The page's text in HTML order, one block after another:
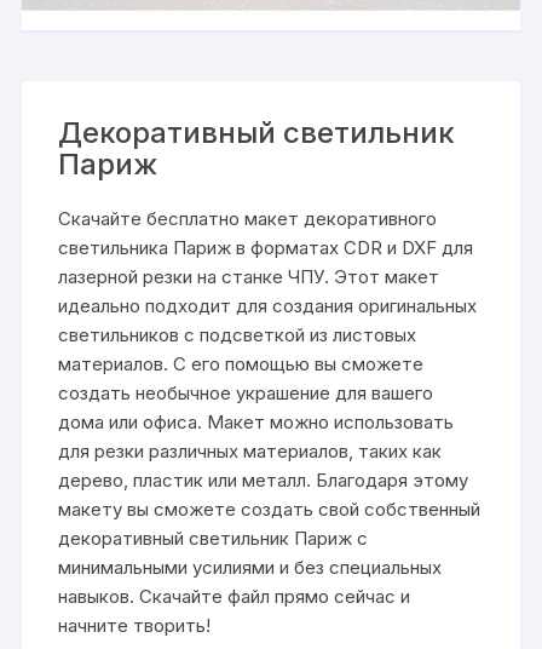
Декоративный светильник
Париж
Скачайте бесплатно макет декоративного
светильника Париж в форматах CDR и DXF для
лазерной резки на станке ЧПУ. Этот макет
идеально подходит для создания оригинальных
светильников с подсветкой из листовых
материалов. С его помощью вы сможете
создать необычное украшение для вашего
дома или офиса. Макет можно использовать
для резки различных материалов, таких как
дерево, пластик или металл. Благодаря этому
макету вы сможете создать свой собственный
декоративный светильник Париж с
минимальными усилиями и без специальных
навыков. Скачайте файл прямо сейчас и
начните творить!